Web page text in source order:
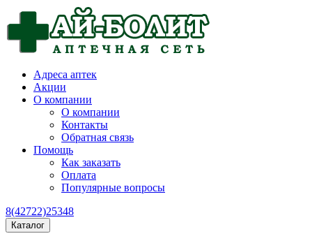
Адреса аптек
Акции
О компании
О компании
Контакты
Обратная связь
Помощь
Как заказать
Оплата
Популярные вопросы
8(42722)25348
Каталог